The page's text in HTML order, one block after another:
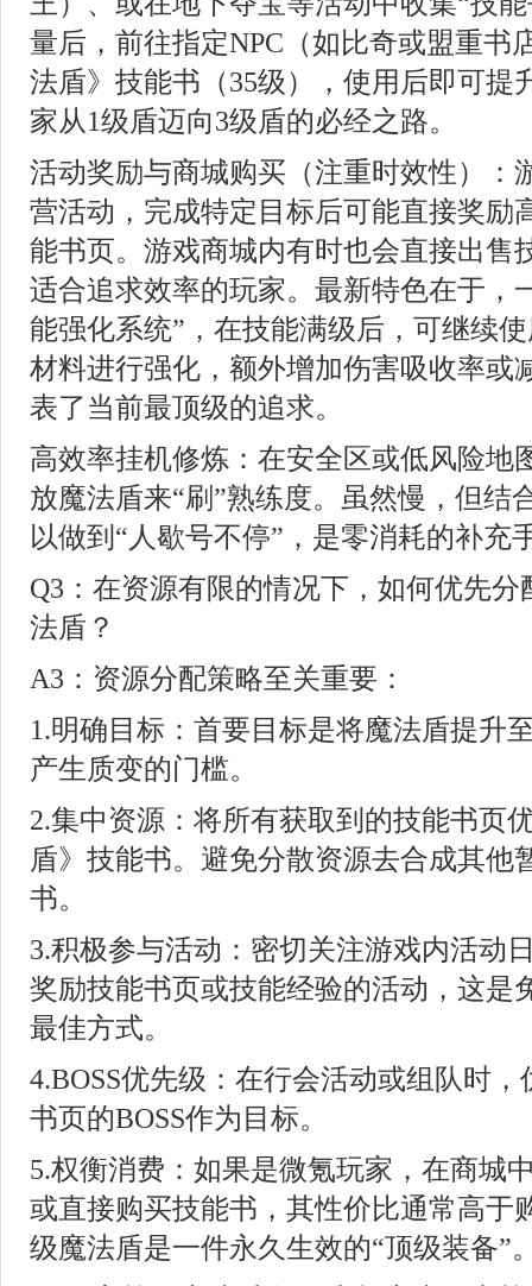
量后，前往指定NPC（如比奇或盟重书
法盾》技能书（35级），使用后即可提
家从1级盾迈向3级盾的必经之路。
活动奖励与商城购买（注重时效性）：
营活动，完成特定目标后可能直接奖励
能书页。游戏商城内有时也会直接出售
适合追求效率的玩家。最新特色在于，
能强化系统”，在技能满级后，可继续
材料进行强化，额外增加伤害吸收率或
表了当前最顶级的追求。
高效率挂机修炼：在安全区或低风险地
放魔法盾来“刷”熟练度。虽然慢，但结
以做到“人歇号不停”，是零消耗的补充
Q3：在资源有限的情况下，如何优先
法盾？
A3：资源分配策略至关重要：
1.明确目标：首要目标是将魔法盾提升
产生质变的门槛。
2.集中资源：将所有获取到的技能书页
盾》技能书。避免分散资源去合成其他
书。
3.积极参与活动：密切关注游戏内活动
奖励技能书页或技能经验的活动，这是
最佳方式。
4.BOSS优先级：在行会活动或组队时
书页的BOSS作为目标。
5.权衡消费：如果是微氪玩家，在商城
或直接购买技能书，其性价比通常高于
级魔法盾是一件永久生效的“顶级装备”